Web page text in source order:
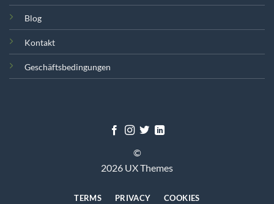
Blog
Kontakt
Geschäftsbedingungen
©
2026 UX Themes
TERMS PRIVACY COOKIES